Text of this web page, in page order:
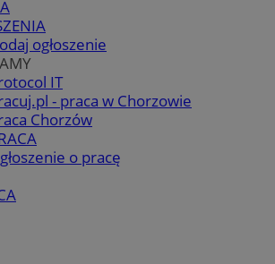
ogłoszenie
IT
- praca w Chorzowie
Chorzów
o pracę